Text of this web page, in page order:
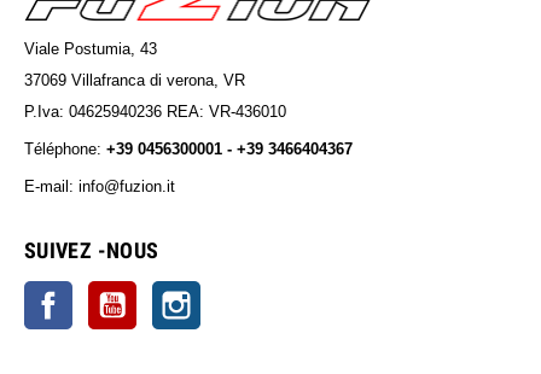
Viale Postumia, 43
37069 Villafranca di verona, VR
P.Iva: 04625940236 REA: VR-436010
Téléphone: +39 0456300001 - +39 3466404367
E-mail: info@fuzion.it
SUIVEZ -NOUS
Facebook YouTube